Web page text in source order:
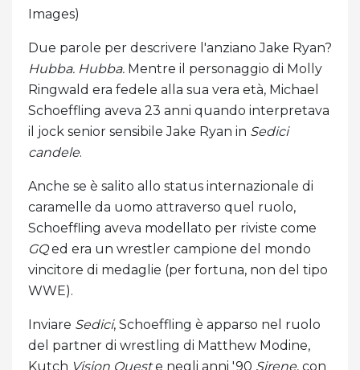
Images)
Due parole per descrivere l'anziano Jake Ryan?
Hubba. Hubba. Mentre il personaggio di Molly
Ringwald era fedele alla sua vera età, Michael
Schoeffling aveva 23 anni quando interpretava
il jock senior sensibile Jake Ryan in Sedici
candele.
Anche se è salito allo status internazionale di
caramelle da uomo attraverso quel ruolo,
Schoeffling aveva modellato per riviste come
GQed era un wrestler campione del mondo
vincitore di medaglie (per fortuna, non del tipo
WWE).
Inviare Sedici, Schoeffling è apparso nel ruolo
del partner di wrestling di Matthew Modine,
Kutch Vision Queste negli anni '90 Sirene, con